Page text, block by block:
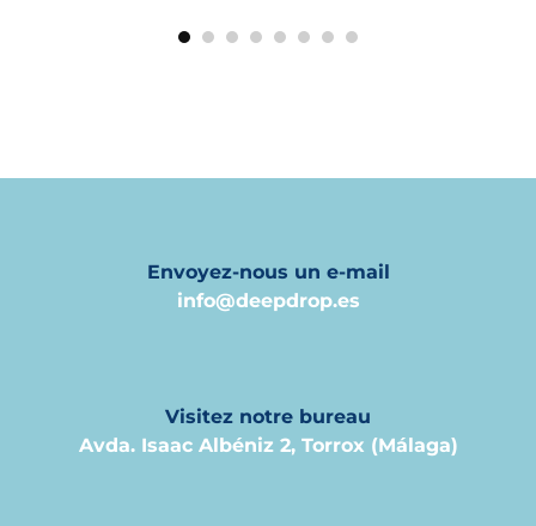
Envoyez-nous un e-mail
info@deepdrop.es
Visitez notre bureau
Avda. Isaac Albéniz 2, Torrox (Málaga)